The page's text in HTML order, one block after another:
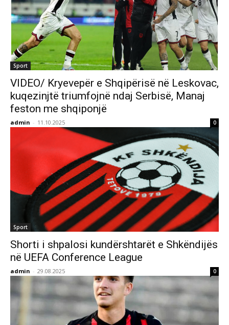
Sport
VIDEO/ Kryevepër e Shqipërisë në Leskovac,
kuqezinjtë triumfojnë ndaj Serbisë, Manaj
feston me shqiponjë
admin - 11.10.2025 0
Sport
Shorti i shpalosi kundërshtarët e Shkëndijës
në UEFA Conference League
admin - 29.08.2025 0